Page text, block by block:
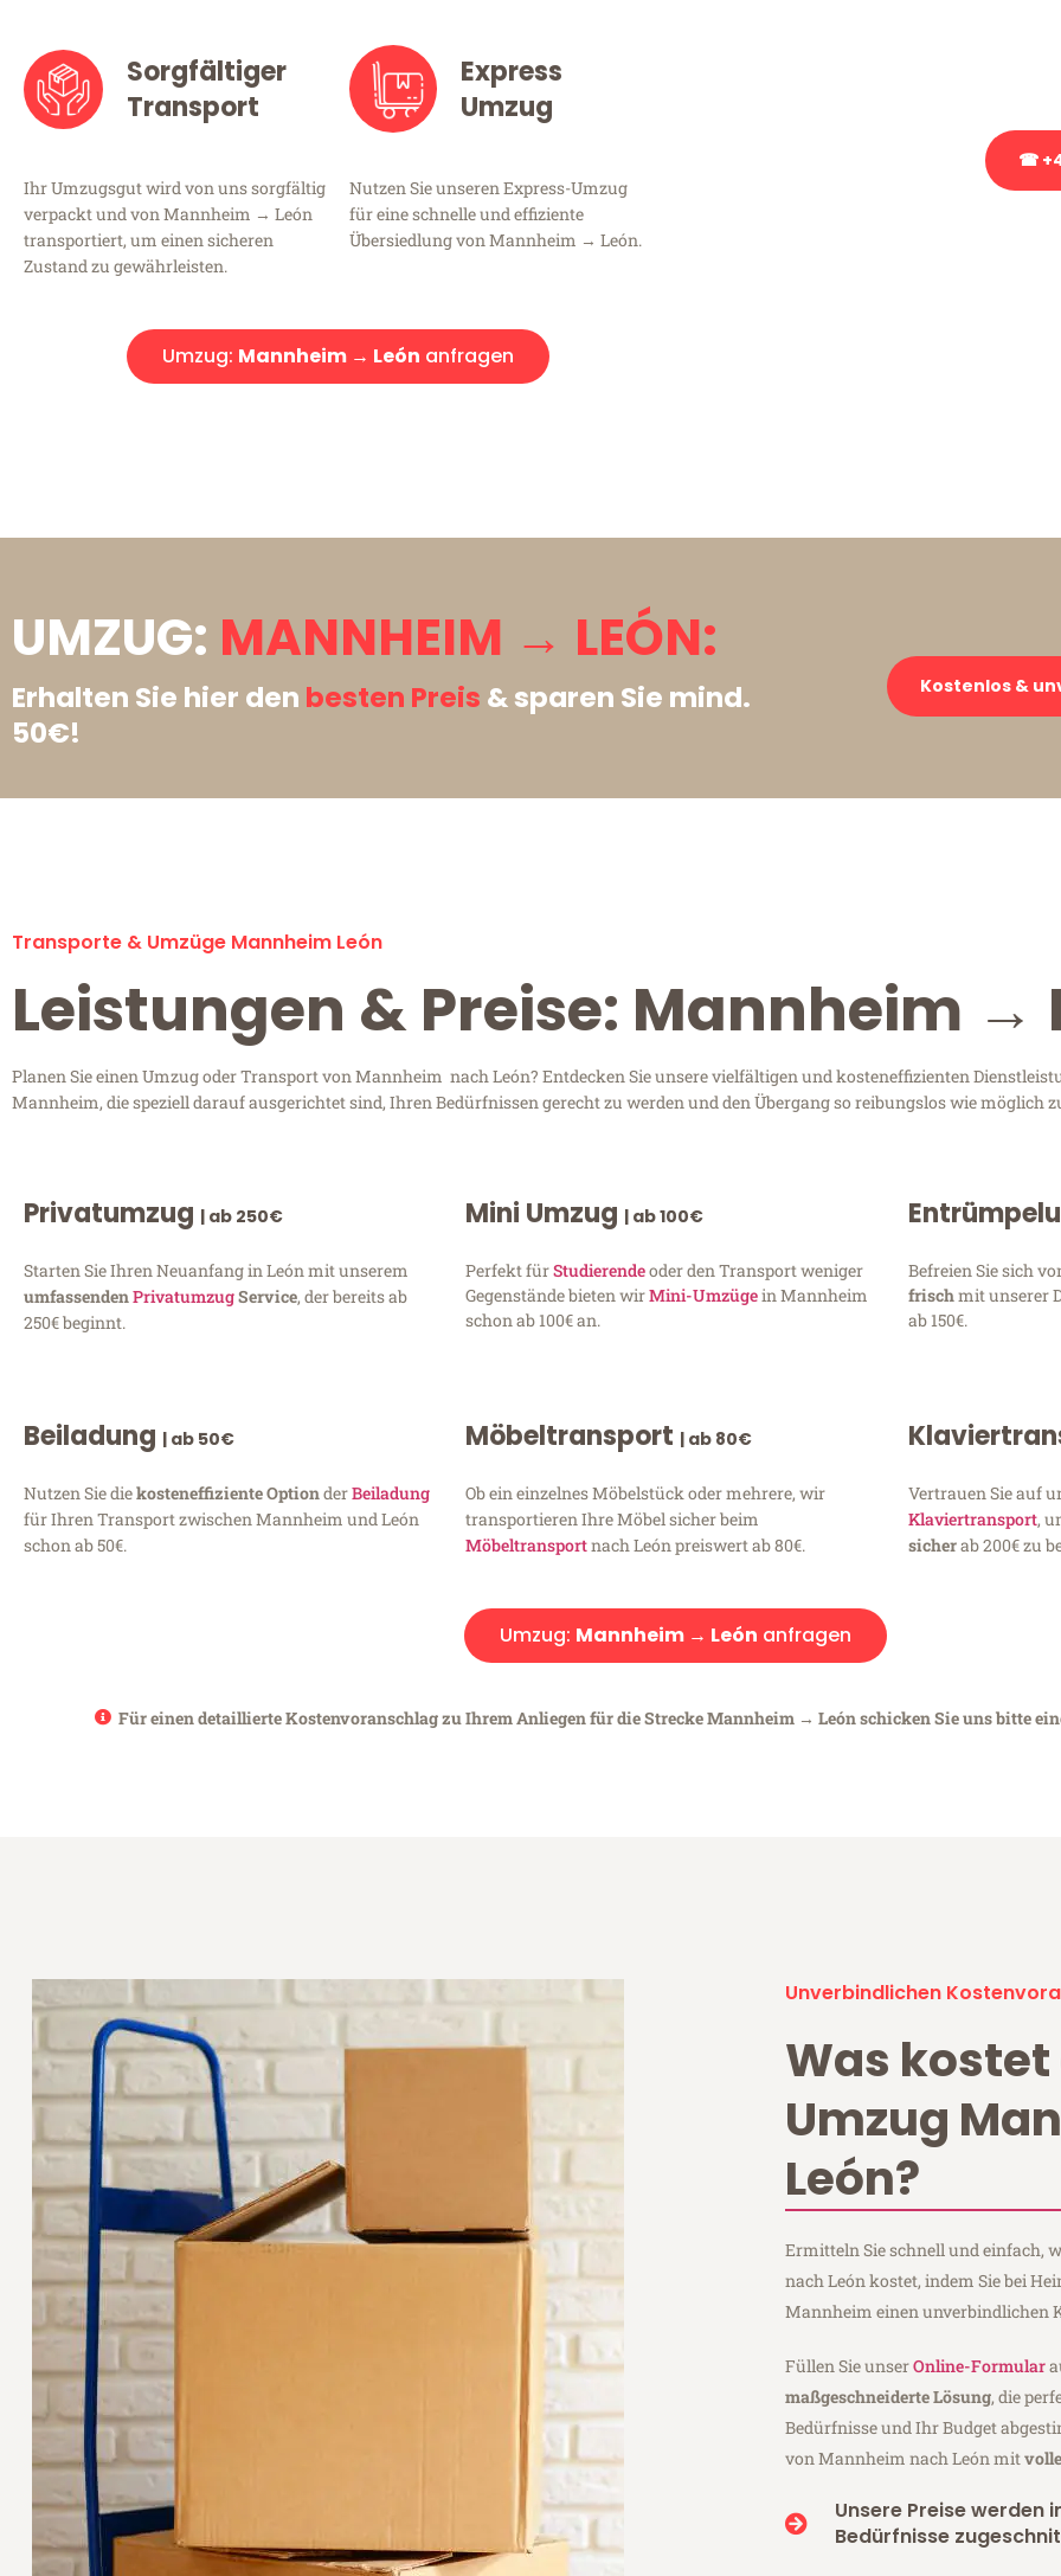
Sorgfältiger
Transport
Ihr Umzugsgut wird von uns sorgfältig
verpackt und von Mannheim → León
transportiert, um einen sicheren
Zustand zu gewährleisten.
Express
Umzug
Nutzen Sie unseren Express-Umzug
für eine schnelle und effiziente
Übersiedlung von Mannheim → León.
Umzug: Mannheim → León anfragen
☎
UMZUG: MANNHEIM → LEÓN:
Erhalten Sie hier den besten Preis & sparen Sie mind.
50€!
Kostenlos &
Transporte & Umzüge Mannheim León
Leistungen & Preise: Mannheim →
Planen Sie einen Umzug oder Transport von Mannheim nach León? Entdecken Sie unsere vielfältigen und kosteneffizienten
Mannheim, die speziell darauf ausgerichtet sind, Ihren Bedürfnissen gerecht zu werden und den Übergang so reibungslos wie möglich
Privatumzug | ab 250€
Starten Sie Ihren Neuanfang in León mit unserem
umfassendenPrivatumzugService, der bereits ab
250€ beginnt.
Mini Umzug | ab 100€
Perfekt fürStudierendeoder den Transport weniger
Gegenstände bieten wirMini-Umzügein Mannheim
schon ab 100€ an.
Befreien Sie sich
frischmit unserer
ab 150€.
Beiladung | ab 50€
Nutzen Sie diekosteneffiziente OptionderBeiladung
für Ihren Transport zwischen Mannheim und León
schon ab 50€.
Möbeltransport | ab 80€
Ob ein einzelnes Möbelstück oder mehrere, wir
transportieren Ihre Möbel sicher beim
Möbeltransportnach León preiswert ab 80€.
Vertrauen Sie auf
Klaviertransport,
sicherab 200€ zu
Umzug: Mannheim → León anfragen
Für einen detaillierte Kostenvoranschlag zu Ihrem Anliegen für die Strecke Mannheim → León schicken Sie uns bitte
Unverbindlichen
Was kostet
Umzug
León?
Ermitteln Sie schnell und einfach,
nach León kostet, indem Sie bei
Mannheim einen unverbindlichen
Füllen Sie unserOnline-Formular
maßgeschneiderte Lösung, die
Bedürfnisse und Ihr Budget
von Mannheim nach León mit
Unsere Preise werden
Bedürfnisse